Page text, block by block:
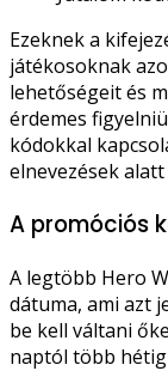
Ezeknek a
játékosoknak
lehetőségeit és
érdemes
kódokkal
elnevezések
A promóciós
A legtöbb Hero
dátuma, ami azt
be kell váltani
naptól több